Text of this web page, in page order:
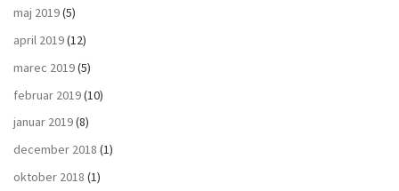
maj 2019(5)
april 2019(12)
marec 2019(5)
februar 2019(10)
januar 2019(8)
december 2018 (1)
oktober 2018 (1)